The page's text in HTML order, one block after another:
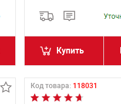
Купить
Код товара: 118031